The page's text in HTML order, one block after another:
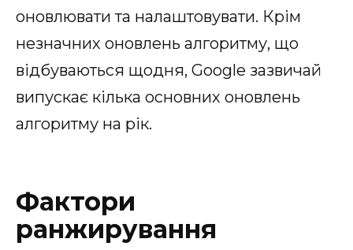
оновлювати та налаштовувати. Крім
незначних оновлень алгоритму, що
відбуваються щодня, Google зазвичай
випускає кілька основних оновлень
алгоритму на рік.
Фактори
ранжирування